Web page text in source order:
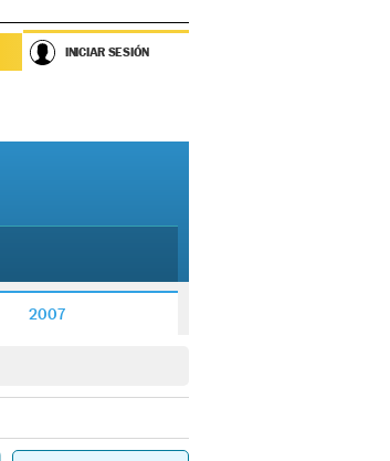
INICIAR SESIÓN
2007